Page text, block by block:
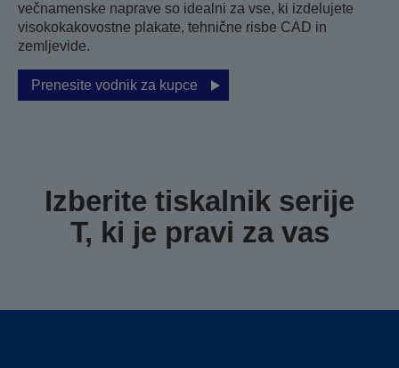
večnamenske naprave so idealni za vse, ki izdelujete
visokokakovostne plakate, tehnične risbe CAD in
zemljevide.
Prenesite vodnik za kupce
Izberite tiskalnik serije
T, ki je pravi za vas